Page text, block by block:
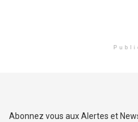
Abonnez vous aux Alertes et